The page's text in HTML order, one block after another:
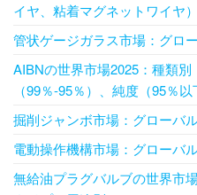
イヤ、粘着マグネットワイヤ
管状ゲージガラス市場：グロ
AIBNの世界市場2025：種類
（99％-95％）、純度（95％
掘削ジャンボ市場：グローバ
電動操作機構市場：グローバ
無給油プラグバルブの世界市